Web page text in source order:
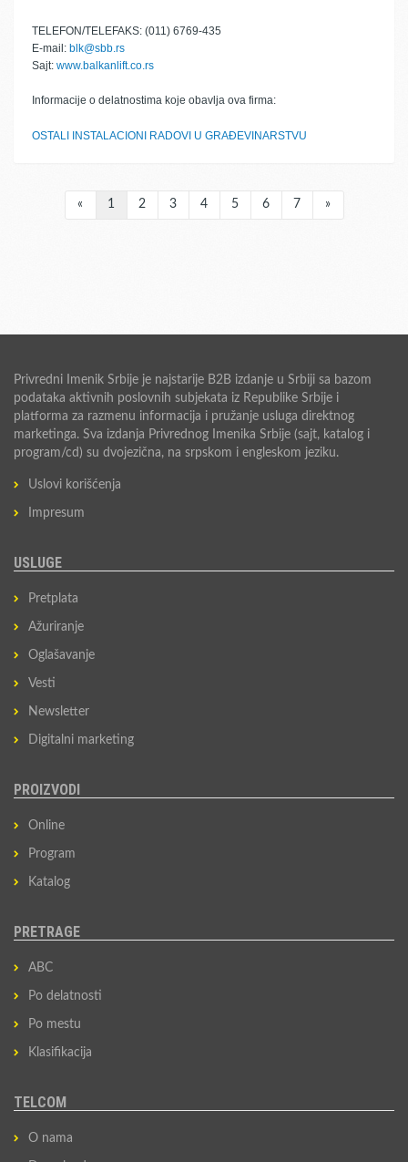
TELEFON/TELEFAKS: (011) 6769-435
E-mail: blk@sbb.rs
Sajt: www.balkanlift.co.rs
Informacije o delatnostima koje obavlja ova firma:
OSTALI INSTALACIONI RADOVI U GRAĐEVINARSTVU
« 1 2 3 4 5 6 7 »
Privredni Imenik Srbije je najstarije B2B izdanje u Srbiji sa bazom
podataka aktivnih poslovnih subjekata iz Republike Srbije i
platforma za razmenu informacija i pružanje usluga direktnog
marketinga. Sva izdanja Privrednog Imenika Srbije (sajt, katalog i
program/cd) su dvojezična, na srpskom i engleskom jeziku.
Uslovi korišćenja
Impresum
USLUGE
Pretplata
Ažuriranje
Oglašavanje
Vesti
Newsletter
Digitalni marketing
PROIZVODI
Online
Program
Katalog
PRETRAGE
ABC
Po delatnosti
Po mestu
Klasifikacija
TELCOM
O nama